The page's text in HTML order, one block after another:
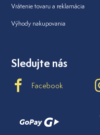
Vrátenie tovaru a reklamácia
Výhody nakupovania
Sledujte nás
Facebook